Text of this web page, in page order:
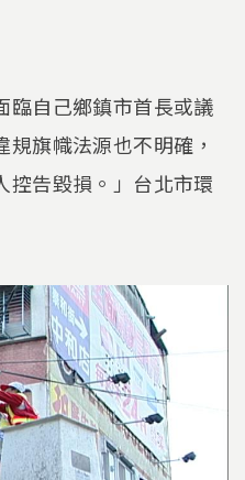
臨自己鄉鎮市首長或議
旗幟法源也不明確，
控告毀損。」台北市環